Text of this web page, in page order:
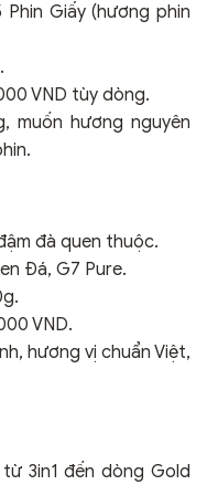
Giấy (hương phin
VND tùy dòng.
muốn hương nguyên
đà quen thuộc.
Đá, G7 Pure.
VND.
hương vị chuẩn Việt,
3in1 đến dòng Gold